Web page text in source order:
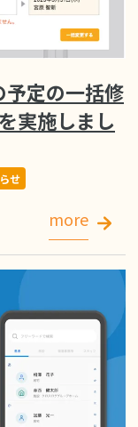
予定の一括修
実施しまし
せ
more